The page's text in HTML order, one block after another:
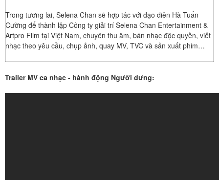
Trong tương lai, Selena Chan sẽ hợp tác với đạo diễn Hà Tuấn
Cường để thành lập Công ty giải trí Selena Chan Entertainment &
Artpro Film tại Việt Nam, chuyên thu âm, bán nhạc độc quyền, viết
nhạc theo yêu cầu, chụp ảnh, quay MV, TVC và sản xuất phim…
Trailer MV ca nhạc - hành động Người dưng: